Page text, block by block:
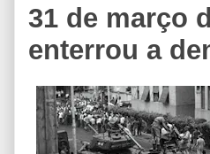
31 de março
enterrou a